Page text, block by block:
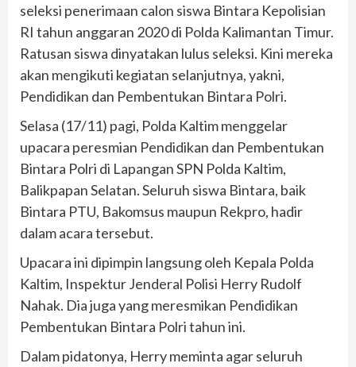
seleksi penerimaan calon siswa Bintara Kepolisian
RI tahun anggaran 2020 di Polda Kalimantan Timur.
Ratusan siswa dinyatakan lulus seleksi. Kini mereka
akan mengikuti kegiatan selanjutnya, yakni,
Pendidikan dan Pembentukan Bintara Polri.
Selasa (17/11) pagi, Polda Kaltim menggelar
upacara peresmian Pendidikan dan Pembentukan
Bintara Polri di Lapangan SPN Polda Kaltim,
Balikpapan Selatan. Seluruh siswa Bintara, baik
Bintara PTU, Bakomsus maupun Rekpro, hadir
dalam acara tersebut.
Upacara ini dipimpin langsung oleh Kepala Polda
Kaltim, Inspektur Jenderal Polisi Herry Rudolf
Nahak. Dia juga yang meresmikan Pendidikan
Pembentukan Bintara Polri tahun ini.
Dalam pidatonya, Herry meminta agar seluruh